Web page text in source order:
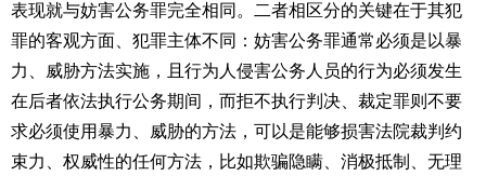
表现就与妨害公务罪完全相同。二者相区分的关键在于其犯
罪的客观方面、犯罪主体不同：妨害公务罪通常必须是以暴
力、威胁方法实施，且行为人侵害公务人员的行为必须发生
在后者依法执行公务期间，而拒不执行判决、裁定罪则不要
求必须使用暴力、威胁的方法，可以是能够损害法院裁判 约
束力、权威性的任何方法，比如欺骗隐瞒、消极抵制、无理